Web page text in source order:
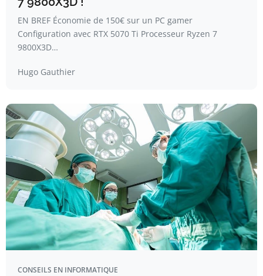
EN BREF Économie de 150€ sur un PC gamer
Configuration avec RTX 5070 Ti Processeur Ryzen 7
9800X3D…
Hugo Gauthier
CONSEILS EN INFORMATIQUE